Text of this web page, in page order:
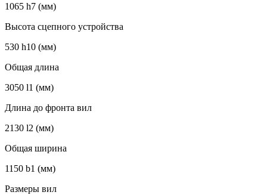
1065 h7 (мм)
Высота сцепного устройства
530 h10 (мм)
Общая длина
3050 l1 (мм)
Длина до фронта вил
2130 l2 (мм)
Общая ширина
1150 b1 (мм)
Размеры вил